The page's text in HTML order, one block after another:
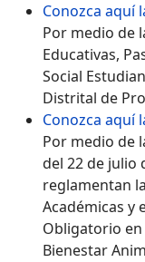
Conozca aquí
Por medio de
Educativas,
Social
Distrital de
Conozca aquí
Por medio de
del 22 de julio
reglamentan
Académicas y
Obligatorio
Bienestar